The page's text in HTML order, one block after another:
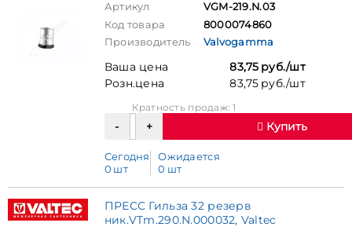
Артикул
VGM-219.N.03
Код товара
8000074860
Производитель
Valvogamma
Ваша цена
83,75 руб./шт
Розн.цена
83,75 руб./шт
Кратность продаж: 1
Купить
Сегодня
0 шт
Ожидается
0 шт
ПРЕСС Гильза 32 резерв
ник.VTm.290.N.000032, Valtec